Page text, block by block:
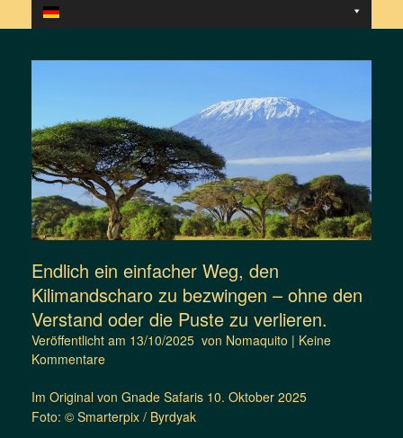
Endlich ein einfacher Weg, den
Kilimandscharo zu bezwingen – ohne den
Verstand oder die Puste zu verlieren.
Veröffentlicht am 13/10/2025 von Nomaquito | Keine
Kommentare
Im Original von Gnade Safaris 10. Oktober 2025
Foto: © Smarterpix / Byrdyak